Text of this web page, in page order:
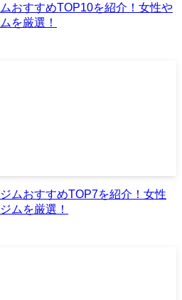
おすすめTOP10を紹介！女性や
を厳選！
ムおすすめTOP7を紹介！女性
ムを厳選！